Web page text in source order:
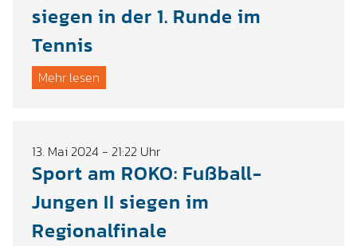
siegen in der 1. Runde im
Tennis
Mehr lesen
13. Mai 2024 - 21:22 Uhr
Sport am ROKO: Fußball-
Jungen II siegen im
Regionalfinale